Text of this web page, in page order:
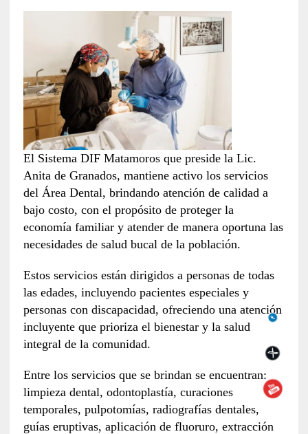
El Sistema DIF Matamoros que preside la Lic.
Anita de Granados, mantiene activo los servicios
del Área Dental, brindando atención de calidad a
bajo costo, con el propósito de proteger la
economía familiar y atender de manera oportuna las
necesidades de salud bucal de la población.
Estos servicios están dirigidos a personas de todas
las edades, incluyendo pacientes especiales y
personas con discapacidad, ofreciendo una atención
incluyente que prioriza el bienestar y la salud
integral de la comunidad.
Entre los servicios que se brindan se encuentran:
limpieza dental, odontoplastía, curaciones
temporales, pulpotomías, radiografías dentales,
guías eruptivas, aplicación de fluoruro, extracción